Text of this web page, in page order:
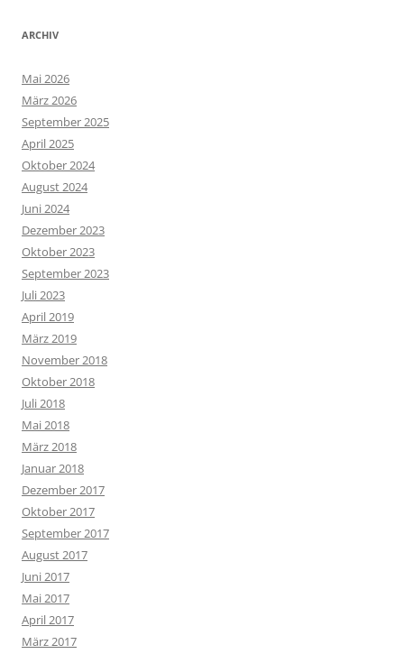
ARCHIV
Mai 2026
März 2026
September 2025
April 2025
Oktober 2024
August 2024
Juni 2024
Dezember 2023
Oktober 2023
September 2023
Juli 2023
April 2019
März 2019
November 2018
Oktober 2018
Juli 2018
Mai 2018
März 2018
Januar 2018
Dezember 2017
Oktober 2017
September 2017
August 2017
Juni 2017
Mai 2017
April 2017
März 2017